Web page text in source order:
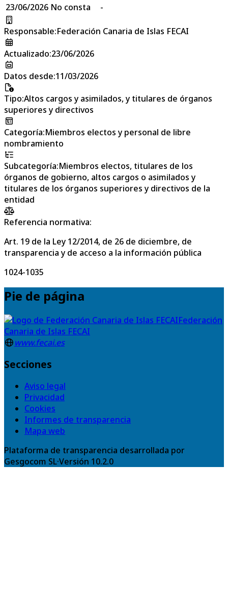
23/06/2026 No consta -
Responsable:Federación Canaria de Islas FECAI
Actualizado:23/06/2026
Datos desde:11/03/2026
Tipo:Altos cargos y asimilados, y titulares de órganos
superiores y directivos
Categoría:Miembros electos y personal de libre
nombramiento
Subcategoría:Miembros electos, titulares de los
órganos de gobierno, altos cargos o asimilados y
titulares de los órganos superiores y directivos de la
entidad
Referencia normativa:
Art. 19 de la Ley 12/2014, de 26 de diciembre, de
transparencia y de acceso a la información pública
1024-1035
Pie de página
Federación
Canaria de Islas FECAI
www.fecai.es
Secciones
Aviso legal
Privacidad
Cookies
Informes de transparencia
Mapa web
Plataforma de transparencia desarrollada por
Gesgocom SL·Versión 10.2.0